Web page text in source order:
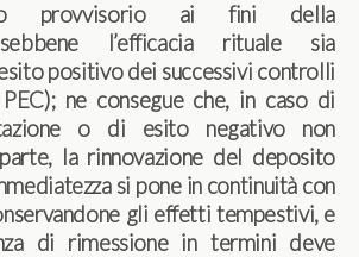
provvisorio ai fini della
l’efficacia rituale sia
positivo dei successivi controlli
ne consegue che, in caso di
o di esito negativo non
la rinnovazione del deposito
si pone in continuità con
gli effetti tempestivi, e
di rimessione in termini deve